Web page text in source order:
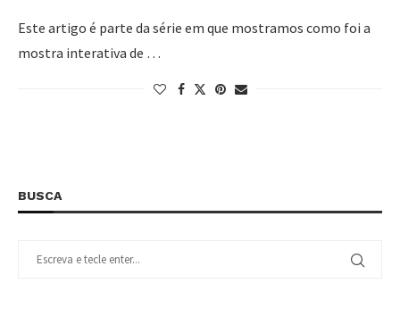
Este artigo é parte da série em que mostramos como foi a
mostra interativa de …
BUSCA